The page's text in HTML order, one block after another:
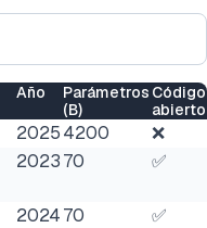
Año
Parámetros
(B)
Código
abierto
20254200
❌
202370 ✅
202470 ✅